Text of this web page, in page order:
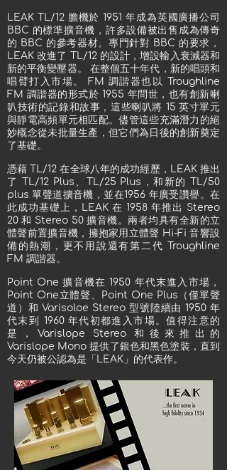
LEAK TL/12 膽機於 1951 年成為英國廣播公司
BBC 的標準擴音機，許多設備被出售成為傳奇
的 BBC 的參考器材。專門針對 BBC 的要求，
LEAK 改進了 TL/12 的設計，增設輸入衰減器和
新的平衡變壓器。 在整個五十年代，新的唱頭和
唱臂打入市場。 FM 調諧器也以 Troughline
FM 調諧器的形式於 1955 年問世，也有創新喇
叭技術的記錄和故事，這些喇叭將 15 英寸單元
與靜電高頻單元相匹配。儘管這些充滿潛力的絕
妙概念從未批量生產，但它們為日後的創新奠定
了基礎。
憑藉 TL/12 在全球八年的成功經歷，LEAK 推出
了 TL/12 Plus、TL/25 Plus，和新的 TL/50
plus 單聲道擴音機，並在1956 年廣受讚譽。在
此成功基礎上，LEAK 在 1958 年推出 Stereo
20 和 Stereo 50 擴音機。兩者均具有全新的立
體聲前置擴音機，擁抱家用立體聲 Hi-Fi 音響設
備的熱潮，更不用說還有第二代 Troughline
FM 調諧器。
Point One 擴音機在 1950 年代末進入市場，
Point One立體聲、Point One Plus（僅單聲
道）和 Varisoloe Stereo 型號陸續由 1950 年
代末到 1960 年代初都進入市場。值得注意的
是，Varislope Stereo 和後來推出的
Varislope Mono 提供了銀色和黑色塗裝，直到
今天仍被公認為是「LEAK」的代表作。